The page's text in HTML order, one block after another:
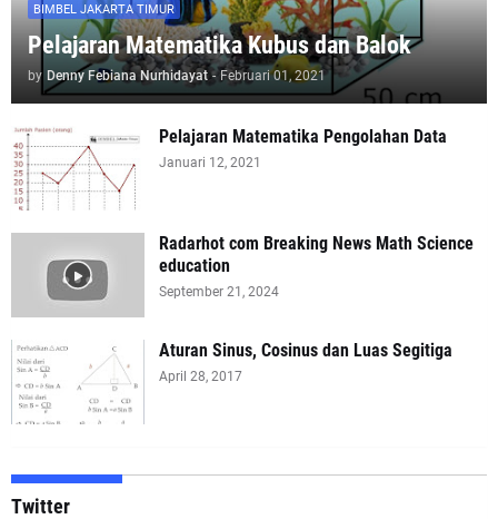
BIMBEL JAKARTA TIMUR
Pelajaran Matematika Kubus dan Balok
by Denny Febiana Nurhidayat - Februari 01, 2021
Pelajaran Matematika Pengolahan Data
Januari 12, 2021
Radarhot com Breaking News Math Science
education
September 21, 2024
Aturan Sinus, Cosinus dan Luas Segitiga
April 28, 2017
Twitter